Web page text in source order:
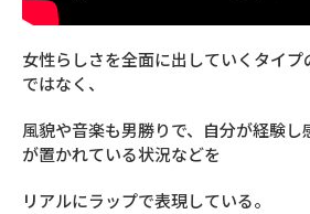
女性らしさを全面に出していくタイ
ではなく、
風貌や音楽も男勝りで、自分が経験し
が置かれている状況などを
リアルにラップで表現している。